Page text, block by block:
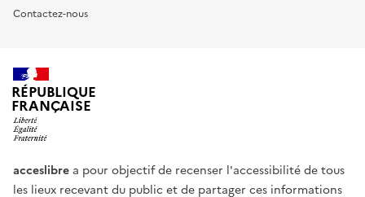
Contactez-nous
RÉPUBLIQUE
FRANÇAISE
acceslibre a pour objectif de recenser l'accessibilité de tous
les lieux recevant du public et de partager ces informations